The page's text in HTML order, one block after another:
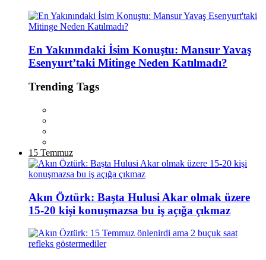
En Yakınındaki İsim Konuştu: Mansur Yavaş
Esenyurt’taki Mitinge Neden Katılmadı?
Trending Tags
15 Temmuz
Akın Öztürk: Başta Hulusi Akar olmak üzere
15-20 kişi konuşmazsa bu iş açığa çıkmaz